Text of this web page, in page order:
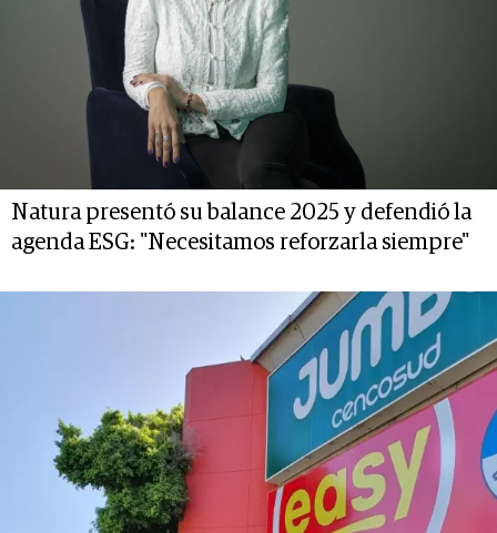
Natura presentó su balance 2025 y defendió la
agenda ESG: "Necesitamos reforzarla siempre"